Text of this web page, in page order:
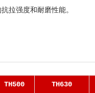
拉强度和耐磨性能。
TH500 TH630